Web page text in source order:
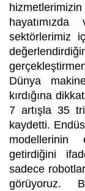
sektörlerimiz
Dünya
kırdığına
7 artışla 35
kaydetti.
getirdiğini
sadece
görüyoruz.